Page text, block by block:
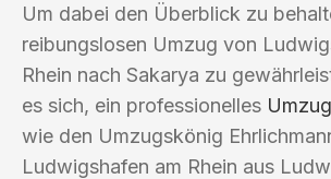
Um dabei den Überblick zu
reibungslosen Umzug von
Rhein nach Sakarya zu
es sich, ein professionelles
wie den Umzugskönig
Ludwigshafen am Rhein aus